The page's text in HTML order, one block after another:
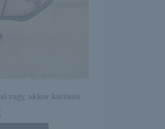
vagy, akkor kattints